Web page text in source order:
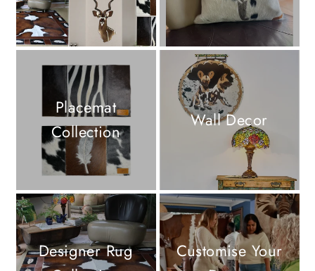
Placemat
Collection
Wall Decor
Designer Rug
Customise Your